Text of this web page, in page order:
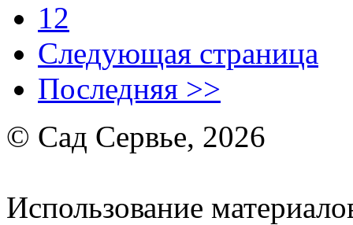
12
Следующая страница
Последняя >>
© Сад Сервье, 2026
Использование